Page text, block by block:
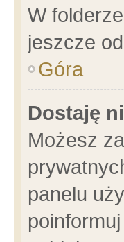
W
jeszcze
Góra
Dostaję
Możesz
panelu